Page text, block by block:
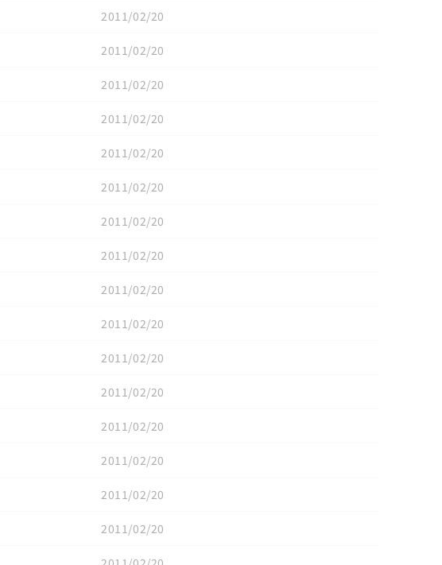
2011/02/20
2011/02/20
2011/02/20
2011/02/20
2011/02/20
2011/02/20
2011/02/20
2011/02/20
2011/02/20
2011/02/20
2011/02/20
2011/02/20
2011/02/20
2011/02/20
2011/02/20
2011/02/20